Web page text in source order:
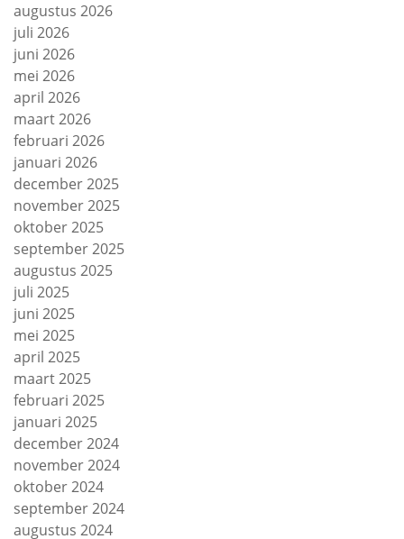
augustus 2026
juli 2026
juni 2026
mei 2026
april 2026
maart 2026
februari 2026
januari 2026
december 2025
november 2025
oktober 2025
september 2025
augustus 2025
juli 2025
juni 2025
mei 2025
april 2025
maart 2025
februari 2025
januari 2025
december 2024
november 2024
oktober 2024
september 2024
augustus 2024